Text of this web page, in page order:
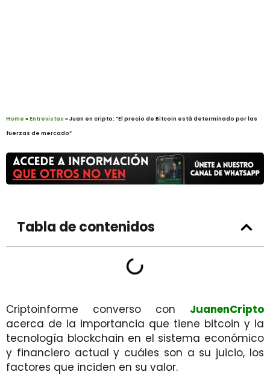
Home »Entrevistas »Juan en cripto: “El precio de Bitcoin está determinado por las
fuerzas de mercado”
Tabla de contenidos
Criptoinforme converso con JuanenCripto
acerca de la importancia que tiene bitcoin y la
tecnología blockchain en el sistema económico
y financiero actual y cuáles son a su juicio, los
factores que inciden en su valor.